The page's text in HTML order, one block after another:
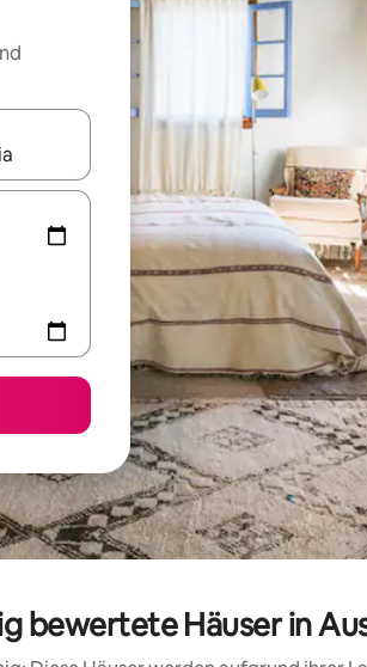
mit den Pfeiltasten nach oben und unten
bewertete Häuser in